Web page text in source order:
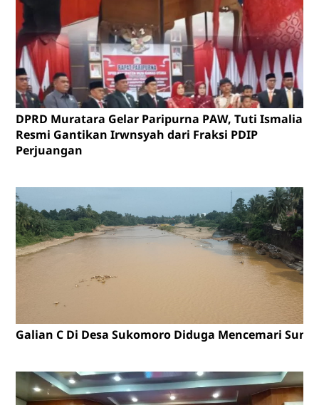
DPRD Muratara Gelar Paripurna PAW, Tuti Ismalia
Resmi Gantikan Irwnsyah dari Fraksi PDIP
Perjuangan
Galian C Di Desa Sukomoro Diduga Mencemari